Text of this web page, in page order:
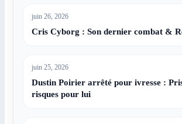
juin 26, 2026
Cris Cyborg : Son dernier combat &
juin 25, 2026
Dustin Poirier arrêté pour ivresse :
risques pour lui